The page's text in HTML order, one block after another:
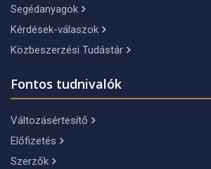
Segédanyagok
Kérdések-válaszok
Közbeszerzési Tudástár
Fontos tudnivalók
Változásértesítő
Előfizetés
Szerzők